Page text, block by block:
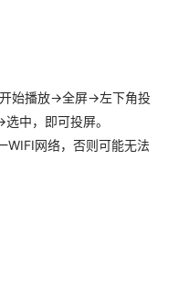
始播放->全屏->左下角投
中，即可投屏。
WIFI网络，否则可能无法